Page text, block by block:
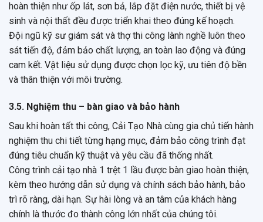
hoàn thiện như ốp lát, sơn bả, lắp đặt điện nước, thiết bị vệ
sinh và nội thất đều được triển khai theo đúng kế hoạch.
Đội ngũ kỹ sư giám sát và thợ thi công lành nghề luôn theo
sát tiến độ, đảm bảo chất lượng, an toàn lao động và đúng
cam kết. Vật liệu sử dụng được chọn lọc kỹ, ưu tiên độ bền
và thân thiện với môi trường.
3.5. Nghiệm thu – bàn giao và bảo hành
Sau khi hoàn tất thi công, Cải Tạo Nhà cùng gia chủ tiến hành
nghiệm thu chi tiết từng hạng mục, đảm bảo công trình đạt
đúng tiêu chuẩn kỹ thuật và yêu cầu đã thống nhất.
Công trình cải tạo nhà 1 trệt 1 lầu được bàn giao hoàn thiện,
kèm theo hướng dẫn sử dụng và chính sách bảo hành, bảo
trì rõ ràng, dài hạn. Sự hài lòng và an tâm của khách hàng
chính là thước đo thành công lớn nhất của chúng tôi.